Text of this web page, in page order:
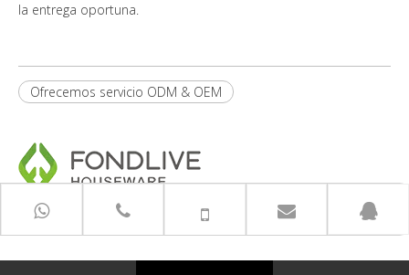
la entrega oportuna.
Ofrecemos servicio ODM & OEM
ENLACES RÁPIDOS